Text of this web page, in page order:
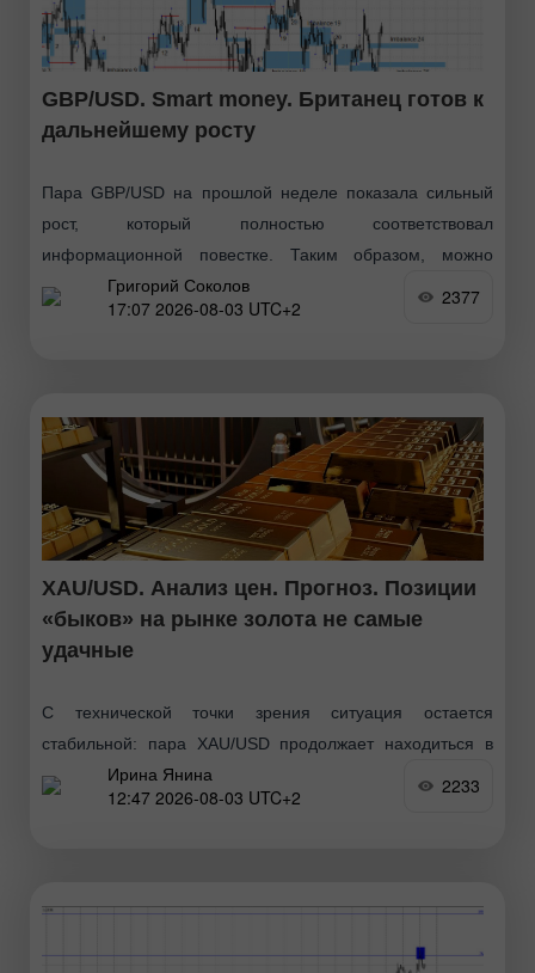
GBP/USD. Smart money. Британец готов к
дальнейшему росту
Пара GBP/USD на прошлой неделе показала сильный
рост, который полностью соответствовал
информационной повестке. Таким образом, можно
сказать, что быки перешли в новое наступление в конце
июня, затем последовал обычный коррекционный
Григорий Соколов
17:07 2026-08-03 UTC+2
2377
XAU/USD. Анализ цен. Прогноз. Позиции
«быков» на рынке золота не самые
удачные
С технической точки зрения ситуация остается
стабильной: пара XAU/USD продолжает находиться в
привычном диапазоне ниже 200-дневной простой
скользящей средней (SMA). Недавнее падение все еще
Ирина Янина
12:47 2026-08-03 UTC+2
2233